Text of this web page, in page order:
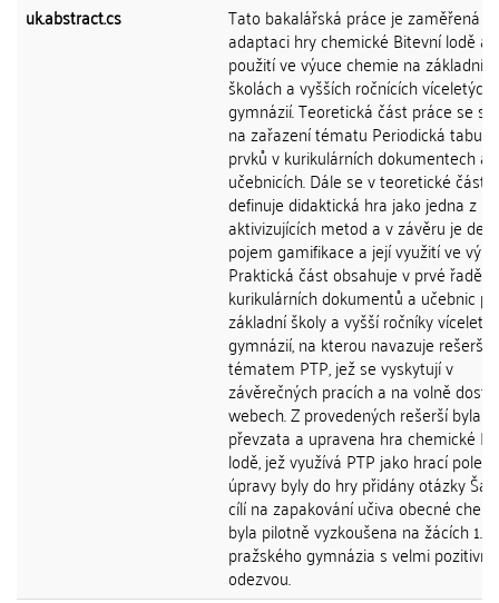
uk.abstract.cs
Tato bakalářská práce je zaměřená
adaptaci hry chemické Bitevní lodě a
použití ve výuce chemie na základních
školách a vyšších ročnících víceletých
gymnázií. Teoretická část práce se
na zařazení tématu Periodická
prvků v kurikulárních dokumentech a
učebnicích. Dále se v teoretické části
definuje didaktická hra jako jedna z
aktivizujících metod a v závěru je
pojem gamifikace a její využití ve
Praktická část obsahuje v prvé řadě
kurikulárních dokumentů a učebnic
základní školy a vyšší ročníky
gymnázií, na kterou navazuje rešerše
tématem PTP, jež se vyskytují v
závěrečných pracích a na volně
webech. Z provedených rešerší byla
převzata a upravena hra chemické
lodě, jež využívá PTP jako hrací pole.
úpravy byly do hry přidány otázky
cílí na zapakování učiva obecné
byla pilotně vyzkoušena na žácích 1.
pražského gymnázia s velmi pozitivní
odezvou.